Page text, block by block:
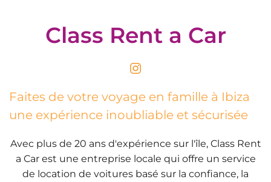
Class Rent a Car
Faites de votre voyage en famille à Ibiza
une expérience inoubliable et sécurisée
Avec plus de 20 ans d'expérience sur l'île, Class Rent
a Car est une entreprise locale qui offre un service
de location de voitures basé sur la confiance, la